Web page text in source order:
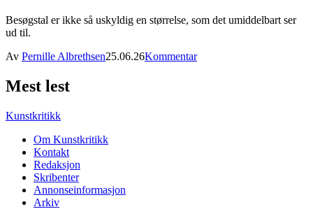
Besøgstal er ikke så uskyldig en størrelse, som det umiddelbart ser
ud til.
Av Pernille Albrethsen25.06.26Kommentar
Mest lest
Kunstkritikk
Om Kunstkritikk
Kontakt
Redaksjon
Skribenter
Annonseinformasjon
Arkiv